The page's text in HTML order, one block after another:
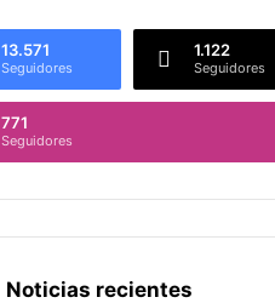
13.571
Seguidores
1.122
Seguidores
771
Seguidores
Noticias recientes